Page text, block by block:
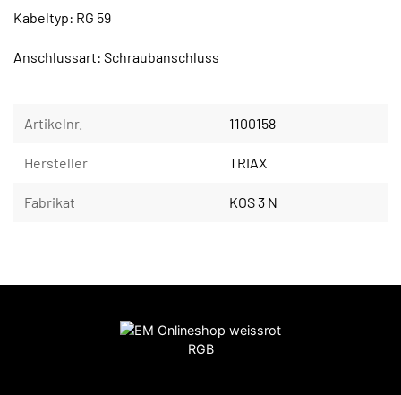
Kabeltyp: RG 59
Anschlussart: Schraubanschluss
Artikelnr. 1100158
Hersteller TRIAX
Fabrikat KOS 3 N